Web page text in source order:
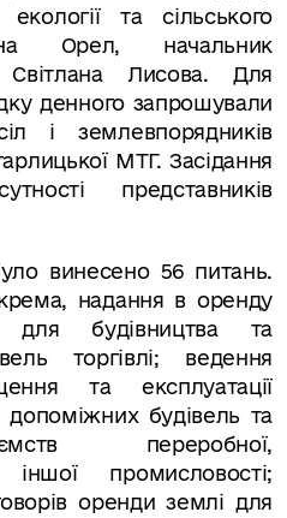
та сільського
Орел, начальник
Світлана Лисова. Для
денного запрошували
і землевпорядників
МТГ. Засідання
представників
винесено 56 питань.
надання в оренду
для будівництва та
торгівлі; ведення
та експлуатації
допоміжних будівель та
переробної,
промисловості;
оренди землі для